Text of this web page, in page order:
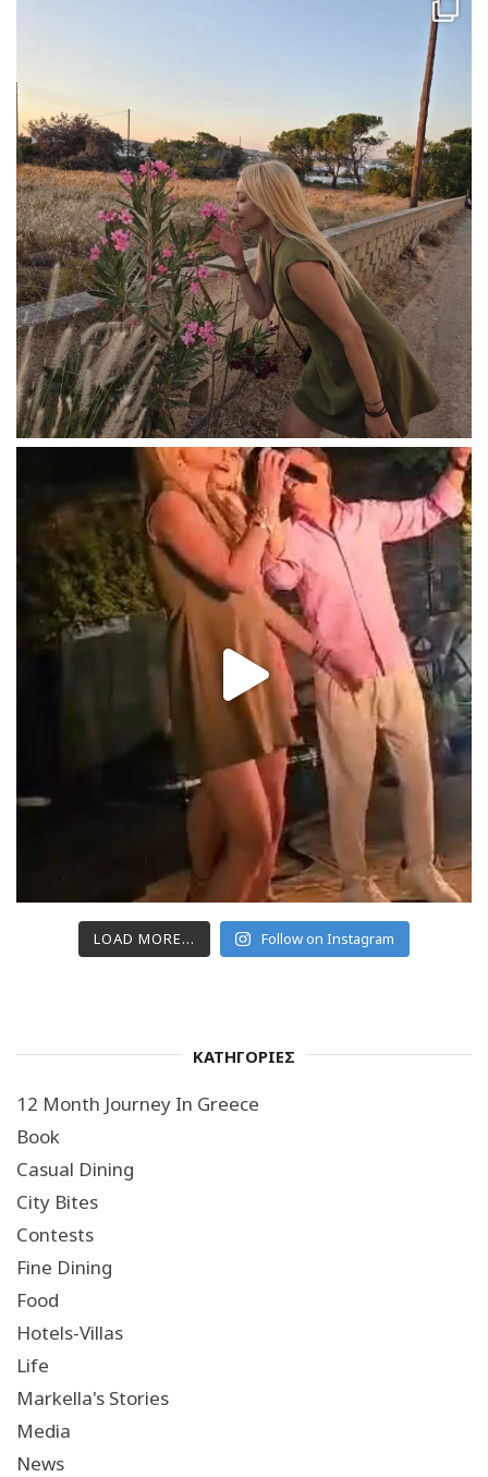
LOAD MORE... Follow on Instagram
ΚΑΤΗΓΟΡΙΕΣ
12 Month Journey In Greece
Book
Casual Dining
City Bites
Contests
Fine Dining
Food
Hotels-Villas
Life
Markella's Stories
Media
News